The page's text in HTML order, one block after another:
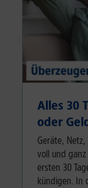
Alles 30
oder
Geräte,
voll und
ersten 30
kündigen. In